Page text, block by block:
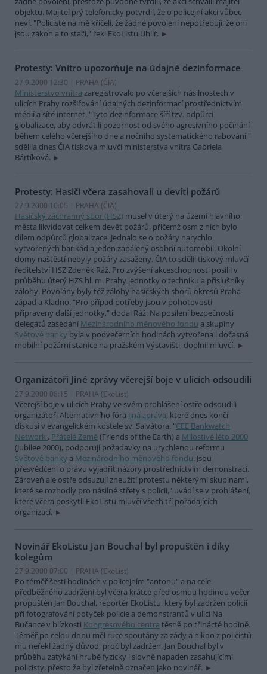
objektu. Majitel prý telefonicky potvrdil, že o policejní akci vůbec
neví. "Policisté na mě křičeli, že žádné povolení nepotřebují, že oni
jsou zákon a to stačí," řekl EkoListu Uhlíř.
Protesty: Vnitro upozorňuje na údajné dezinformace
27.9.2000 12:30 | PRAHA (ČIA)
Ministerstvo vnitra zaregistrovalo po včerejších násilnostech v
ulicích Prahy rozšiřování údajných dezinformací prostřednictvím
médií a sítě internet. "Tyto dezinformace šíří tzv. odpůrci
globalizace, aby odvrátili pozornost od svého agresivního počínání
během celého včerejšího dne a nočního systematického rabování,"
sdělila dnes ČIA tisková mluvčí ministerstva vnitra Gabriela
Bártíková.
Protesty: Hasiči včera zasahovali u devíti požárů
27.9.2000 10:05 | PRAHA (ČIA)
Hasičský záchranný sbor (HSZ) musel v úterý na území hlavního
města likvidovat celkem devět požárů, přičemž osm z nich bylo
dílem odpůrců globalizace. Jednalo se o požáry narychlo
vytvořených barikád a jeden zapálený osobní automobil. Okolní
domy naštěstí nebyly požáry zasaženy. ČIA to sdělil tiskový mluvčí
ředitelství HSZ Zdeněk Ráž. Pro zvýšení akceschopnosti posílil v
průběhu úterý HZS hl. m. Prahy jednotky o techniku a příslušníky
zálohy. Povolány byly též zálohy hasičských sborů okresů Praha-
západ a Kladno. "Pro případ potřeby jsou v pohotovosti
připraveny další jednotky," dodal Ráž. Na posílení bezpečnosti
delegátů zasedání Mezinárodního měnového fondu a skupiny
Světové banky byla v podvečerních hodinách vytvořena i dočasná
mobilní požární stanice na pražském Výstavišti, doplnil mluvčí.
Organizátoři Jiné zprávy včerejší boje v ulicích odsoudili
27.9.2000 08:15 | PRAHA (EkoList)
Včerejší boje v ulicích Prahy ve svém prohlášení ostře odsoudili
organizátoři Alternativního fóra Jiná zpráva, které dnes končí
diskusí v evangelickém kostele sv. Salvátora. "CEE Bankwatch
Network , Přátelé Země(Friends of the Earth) a Milostivé léto 2000
(Jubilee 2000), podporují požadavky na urychlenou reformu
Světové banky a Mezinárodního měnového fondu. Jsou
přesvědčeni o právu vyjádřit názory prostřednictvím demonstrací.
Zároveň ale ostře odsuzují zneužití protestu některými skupinami,
které se rozhodly pro násilné střety s policii," uvádí se v prohlášení,
které včera poskytli EkoListu mluvčí všech tří pořádajících
organizací.
Novinář EkoListu Jan Bouchal byl propuštěn i díky
kolegům
27.9.2000 07:00 | PRAHA (EkoList)
Po téměř šesti hodinách v policejním "antonu" a na cele
předběžného zadržení byl včera krátce před osmou hodinou večer
propuštěn Jan Bouchal, reportér EkoListu, který byl zadržen policií
při fotografování potyček policie a demonstrantů v ulici Na
Bučance v blízkosti Kongresového centra těsně po třinácté hodině.
Téměř po celou dobu měl ruce spoutány za zády a nikdo z policistů
mu neřekl žádný důvod, proč byl zadržen. Jan Bouchal byl v
průběhu zatýkání hrubě fyzicky i slovně napaden zasahujícími
policisty, přesto že byl zřetelně označen jako novinář.